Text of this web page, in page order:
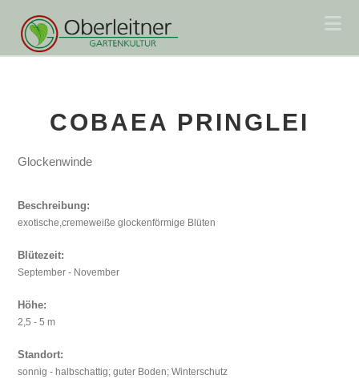
COBAEA PRINGLEI
Glockenwinde
Beschreibung:
exotische,cremeweiße glockenförmige Blüten
Blütezeit:
September - November
Höhe:
2,5 - 5 m
Standort:
sonnig - halbschattig; guter Boden; Winterschutz